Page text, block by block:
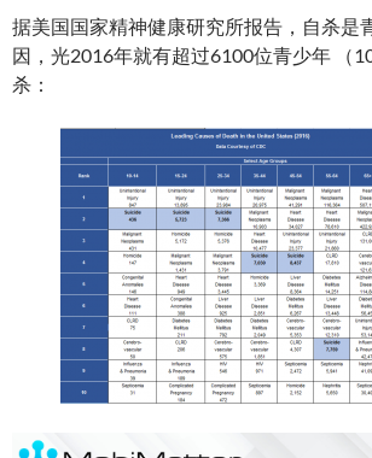
据美国国家精神健康研究所报告，自杀是
因，光2016年就有超过6100位青少年 （
杀：